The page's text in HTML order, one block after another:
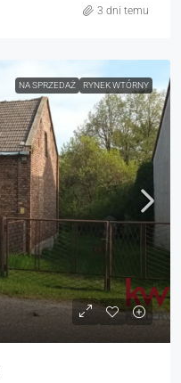
3 dni temu
NA SPRZEDAŻ RYNEK WTÓRNY